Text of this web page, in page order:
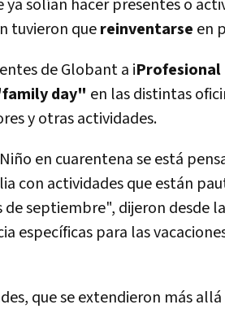
ya solían hacer presentes o
tuvieron quereinventarse en
de Globant a iProfesional
day" en las distintas
y otras actividades.
en cuarentena se está
con actividades que están
septiembre", dijeron desde
específicas para las
que se extendieron más